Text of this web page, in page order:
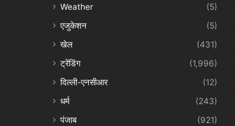
Weather
(5)
एजुकेशन
(5)
खेल
(431)
ट्रेंडिंग
(1,996)
दिल्ली-एनसीआर
(12)
धर्म
(243)
पंजाब
(921)